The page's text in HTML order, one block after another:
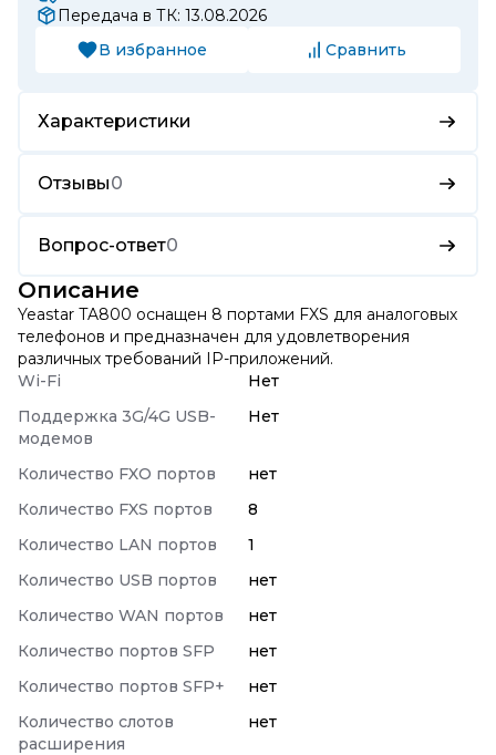
Передача в ТК: 13.08.2026
В избранное
Сравнить
Характеристики
Отзывы0
Вопрос-ответ0
Описание
Yeastar TA800 оснащен 8 портами FXS для аналоговых
телефонов и предназначен для удовлетворения
различных требований IP-приложений.
Wi-Fi
Нет
Поддержка 3G/4G USB-
модемов
Нет
Количество FXO портов
нет
Количество FXS портов
8
Количество LAN портов
1
Количество USB портов
нет
Количество WAN портов
нет
Количество портов SFP
нет
Количество портов SFP+
нет
Количество слотов
расширения
нет